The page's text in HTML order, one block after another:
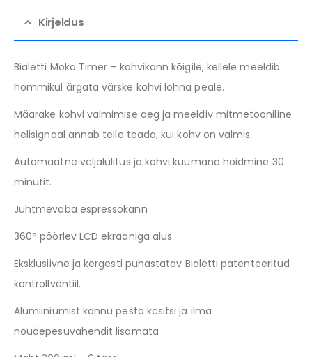
Kirjeldus
Bialetti Moka Timer – kohvikann kõigile, kellele meeldib
hommikul ärgata värske kohvi lõhna peale.
Määrake kohvi valmimise aeg ja meeldiv mitmetooniline
helisignaal annab teile teada, kui kohv on valmis.
Automaatne väljalülitus ja kohvi kuumana hoidmine 30
minutit.
Juhtmevaba espressokann
360° pöörlev LCD ekraaniga alus
Eksklusiivne ja kergesti puhastatav Bialetti patenteeritud
kontrollventiil.
Alumiiniumist kannu pesta käsitsi ja ilma
nõudepesuvahendit lisamata